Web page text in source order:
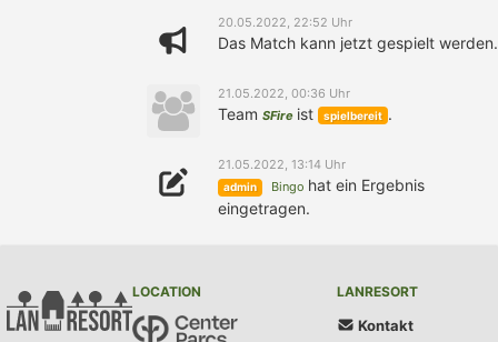
20.05.2022, 22:52 Uhr
Das Match kann jetzt gespielt werden.
21.05.2022, 00:36 Uhr
Team SFire ist spielbereit .
21.05.2022, 13:14 Uhr
admin Bingo hat ein Ergebnis
eingetragen.
LOCATION LANRESORT
Kontakt